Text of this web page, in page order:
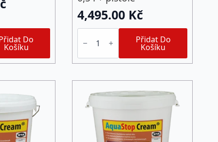
Do
Košíku
4,495.00 Kč
Duobox
AquaStop
Cream®
-
12x
0,5
pistole
množství
Přidat Do
Košíku